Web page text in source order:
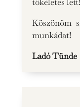
Köszönöm
munkádat!
Ladó Tünde